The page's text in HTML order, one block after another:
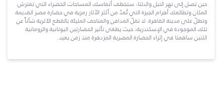
حين تصل إلى نهر النيل والدلتا، ستخطف أنفاسك المساحات الخضراء التي تفترش
المكان وتطالعك أهرام الجيزة التي تُعدّ من أكثر الآثار رمزية في حضارة مصر القديمة
وتطلّ على مدينة القاهرة. لا تقلّ المدافن والمتاحف المليئة بالقطع الأثرية شأناً عن
تلك الموجودة في الإسكندرية، حيث يطغى تأثير الحضارتين اليونانية والرومانية
اللتين ساهمتا في إثراء الحضارة المصرية المزدهرة منذ زمن بعيد.